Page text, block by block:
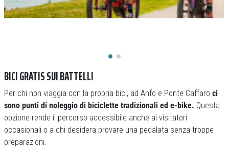
BICI GRATIS SUI BATTELLI
Per chi non viaggia con la propria bici, ad Anfo e Ponte Caffaro ci
sono punti di noleggio di biciclette tradizionali ed e-bike. Questa
opzione rende il percorso accessibile anche ai visitatori
occasionali o a chi desidera provare una pedalata senza troppe
preparazioni.